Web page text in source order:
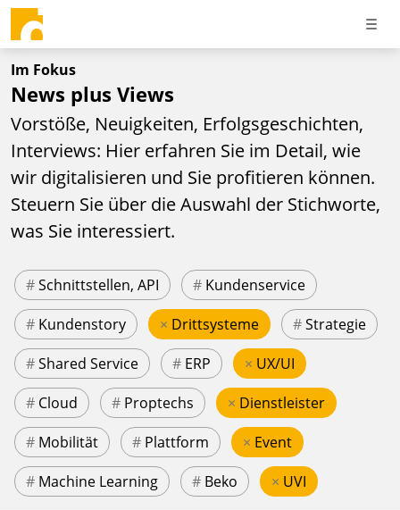
Im Fokus
News plus Views
Vorstöße, Neuigkeiten, Erfolgsgeschichten,
Interviews: Hier erfahren Sie im Detail, wie
wir digitalisieren und Sie profitieren können.
Steuern Sie über die Auswahl der Stichworte,
was Sie interessiert.
#Schnittstellen, API # Kundenservice
# Kundenstory × Drittsysteme #Strategie
#Shared Service # ERP × UX/UI
# Cloud # Proptechs × Dienstleister
# Mobilität # Plattform × Event
# Machine Learning # Beko × UVI